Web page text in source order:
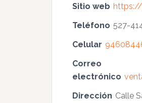
Sitio web https://
Teléfono 527-
Celular
Correo
electrónico
Dirección Calle